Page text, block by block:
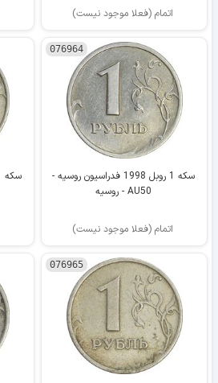
اتمام (فعلا موجود نیست)
076964
سکه 1 روبل 1998 فدراسیون روسیه -
AU50 - روسیه
اتمام (فعلا موجود نیست)
076965